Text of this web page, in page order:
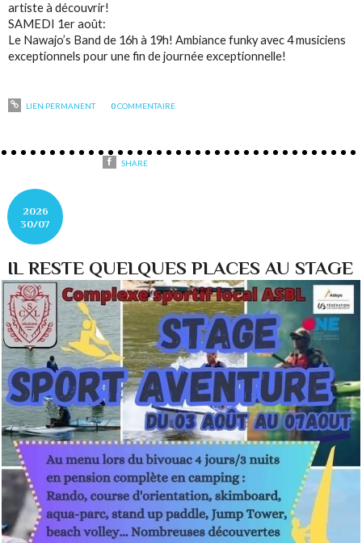
artiste à découvrir!
SAMEDI 1er août:
Le Nawajo’s Band de 16h à 19h! Ambiance funky avec 4 musiciens
exceptionnels pour une fin de journée exceptionnelle!
LIEN PERMANENT 0COMMENTAIRE
SHARE
2026
30/07
IL RESTE QUELQUES PLACES AU STAGE